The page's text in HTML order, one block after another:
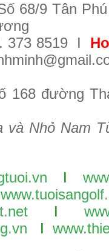
68/9 Tân
373 8519 I
168 đường
và Nhỏ Nam
I
www.tuoisangolf.
I
I